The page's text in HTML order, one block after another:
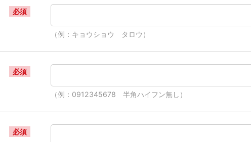
必須
（例：キョウショウ タロウ）
必須
（例：0912345678 半角ハイフン無し）
必須